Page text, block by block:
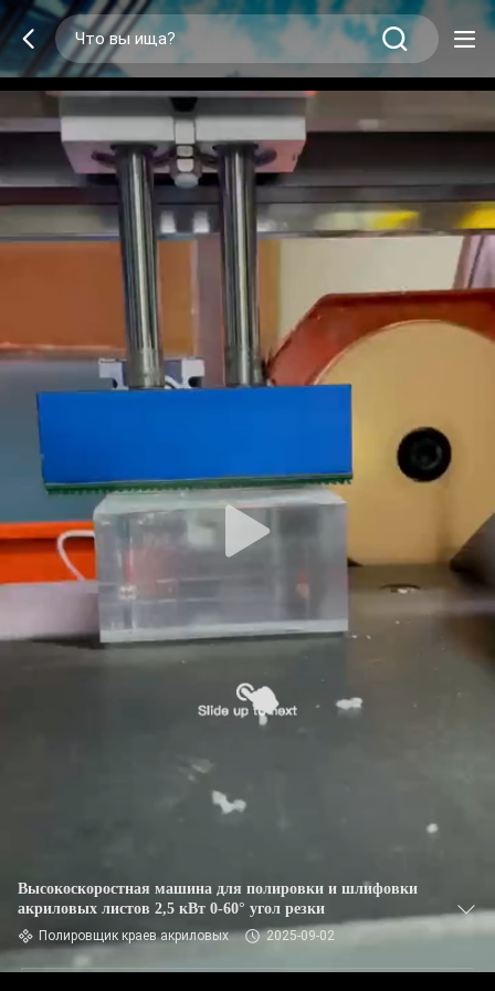
Высокоскоростная машина для полировки и шлифовки
акриловых листов 2,5 кВт 0-60° угол резки
Полировщик краев акриловых 2025-09-02